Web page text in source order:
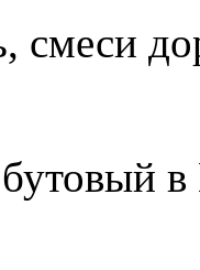
смеси